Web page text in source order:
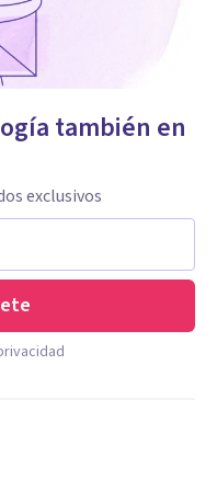
también en
exclusivos